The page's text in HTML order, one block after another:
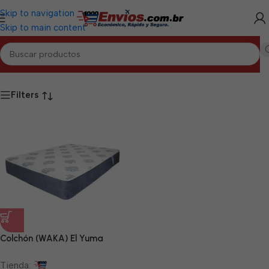
Skip to navigation
Skip to main content
Inicio/MATANZAS/Hogar Matanzas
Filters
Colchón (WAKA) El Yuma
Tienda: